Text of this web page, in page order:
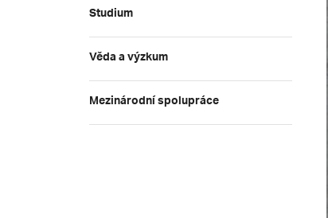
Studium
Věda a výzkum
Mezinárodní spolupráce